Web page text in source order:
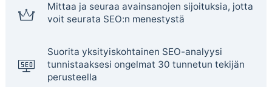
Mittaa ja seuraa avainsanojen sijoituksia, jotta
voit seurata SEO:n menestystä
Suorita yksityiskohtainen SEO-analyysi
tunnistaaksesi ongelmat 30 tunnetun tekijän
perusteella